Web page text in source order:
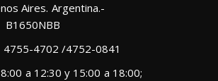
Aires. Argentina.-
4702 /4752-0841
a 12:30 y 15:00 a 18:00;